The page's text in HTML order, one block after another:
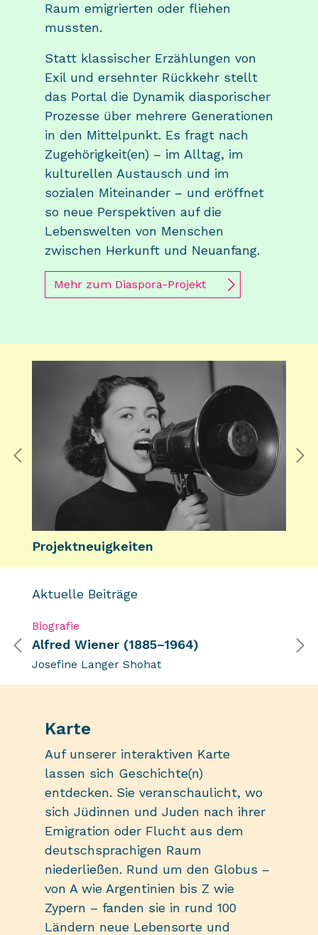
Raum emigrierten oder fliehen
mussten.
Statt klassischer Erzählungen von
Exil und ersehnter Rückkehr stellt
das Portal die Dynamik diasporischer
Prozesse über mehrere Generationen
in den Mittelpunkt. Es fragt nach
Zugehörigkeit(en) – im Alltag, im
kulturellen Austausch und im
sozialen Miteinander – und eröffnet
so neue Perspektiven auf die
Lebenswelten von Menschen
zwischen Herkunft und Neuanfang.
Mehr zum Diaspora-Projekt
Projektneuigkeiten
Previous
Aktuelle Beiträge
Biografie
Alfred Wiener (1885–1964)
Josefine Langer Shohat
Previous
Karte
Auf unserer interaktiven Karte
lassen sich Geschichte(n)
entdecken. Sie veranschaulicht, wo
sich Jüdinnen und Juden nach ihrer
Emigration oder Flucht aus dem
deutschsprachigen Raum
niederließen. Rund um den Globus –
von A wie Argentinien bis Z wie
Zypern – fanden sie in rund 100
Ländern neue Lebensorte und